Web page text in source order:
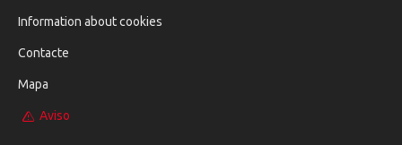
Information about cookies
Contacte
Mapa
Aviso